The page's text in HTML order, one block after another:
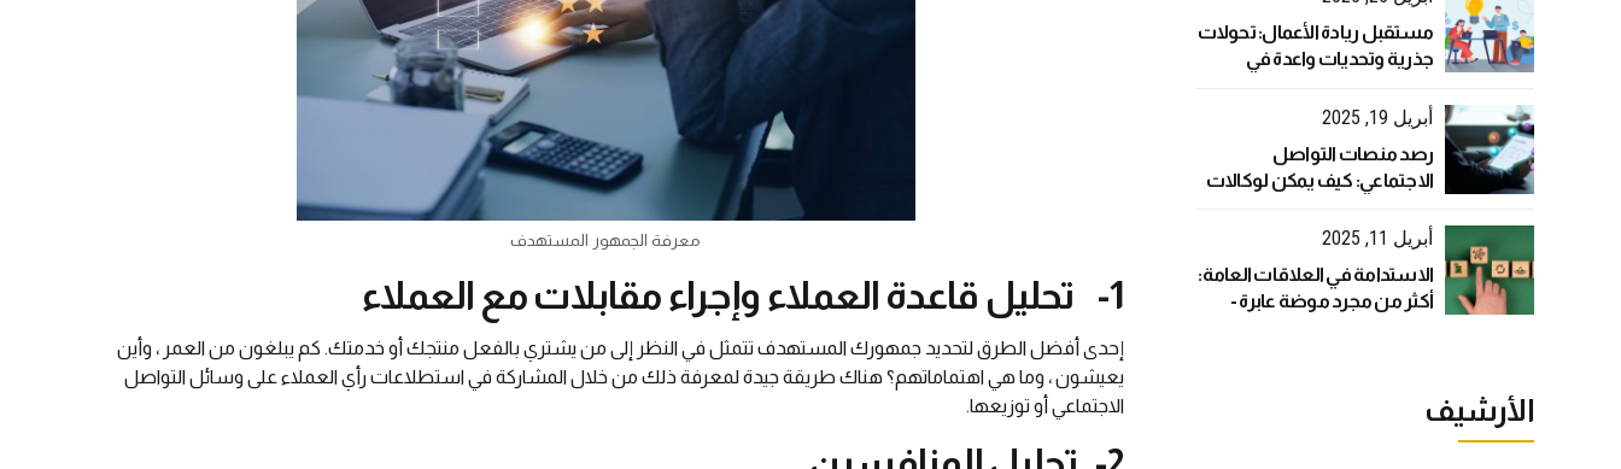
معرفة الجمهور المستهدف
1- تحليل قاعدة العملاء وإجراء مقابلات مع العملاء
إحدى أفضل الطرق لتحديد جمهورك المستهدف تتمثل في النظر إلى من يشتري بالفعل منتجك أو خدمتك. كم يبلغون من العمر ، وأين
يعيشون ، وما هي اهتماماتهم؟ هناك طريقة جيدة لمعرفة ذلك من خلال المشاركة في استطلاعات رأي العملاء على وسائل التواصل
الاجتماعي أو توزيعها.
مستقبل ريادة الأعمال: تحولات
جذرية وتحديات واعدة في
أبريل 19, 2025
رصد منصات التواصل
الاجتماعي: كيف يمكن لوكالات
بفعالية؟
أبريل 11, 2025
الاستدامة في العلاقات العامة:
أكثر من مجرد موضة عابرة -
الأرشيف